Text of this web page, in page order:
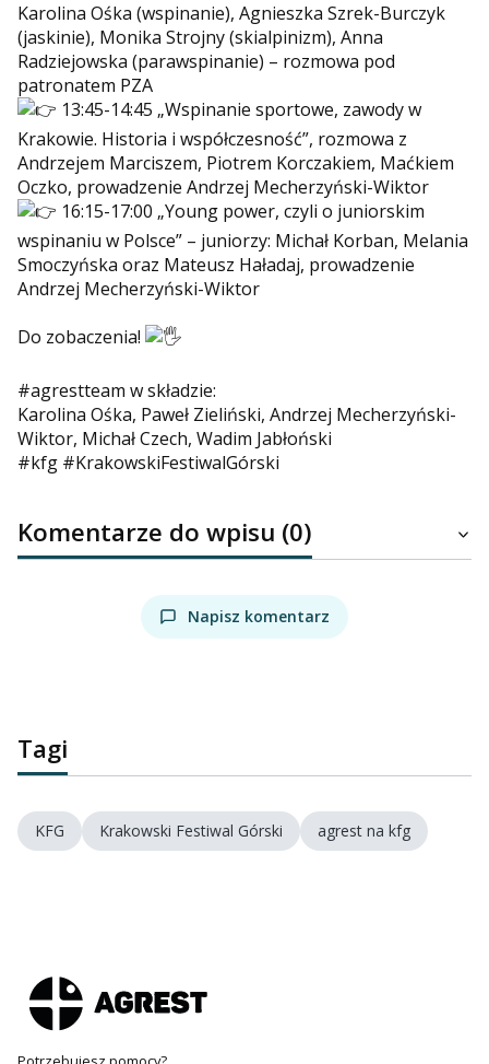
Karolina Ośka (wspinanie), Agnieszka Szrek-Burczyk
(jaskinie), Monika Strojny (skialpinizm), Anna
Radziejowska (parawspinanie) – rozmowa pod
patronatem PZA
13:45-14:45 „Wspinanie sportowe, zawody w
Krakowie. Historia i współczesność”, rozmowa z
Andrzejem Marciszem, Piotrem Korczakiem, Maćkiem
Oczko, prowadzenie Andrzej Mecherzyński-Wiktor
16:15-17:00 „Young power, czyli o juniorskim
wspinaniu w Polsce” – juniorzy: Michał Korban, Melania
Smoczyńska oraz Mateusz Haładaj, prowadzenie
Andrzej Mecherzyński-Wiktor
Do zobaczenia!
#agrestteam w składzie:
Karolina Ośka, Paweł Zieliński, Andrzej Mecherzyński-
Wiktor, Michał Czech, Wadim Jabłoński
#kfg #KrakowskiFestiwalGórski
Komentarze do wpisu (0)
Napisz komentarz
Tagi
KFG Krakowski Festiwal Górski agrest na kfg